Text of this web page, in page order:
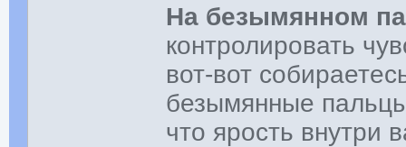
На безымянном
контролировать
вот-вот
безымянные
что ярость внутри